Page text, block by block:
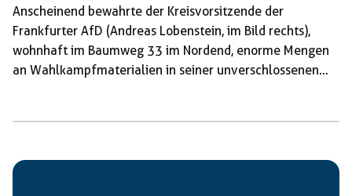
Anscheinend bewahrte der Kreisvorsitzende der
Frankfurter AfD (Andreas Lobenstein, im Bild rechts),
wohnhaft im Baumweg 33 im Nordend, enorme Mengen
an Wahlkampfmaterialien in seiner unverschlossenen
Oberbürgermeister Kandidaten soll beschädigt worden